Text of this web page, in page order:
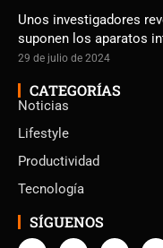
Unos investigadores
suponen los aparatos
29 de julio de 2024
CATEGORÍAS
Noticias
Lifestyle
Productividad
Tecnología
SÍGUENOS